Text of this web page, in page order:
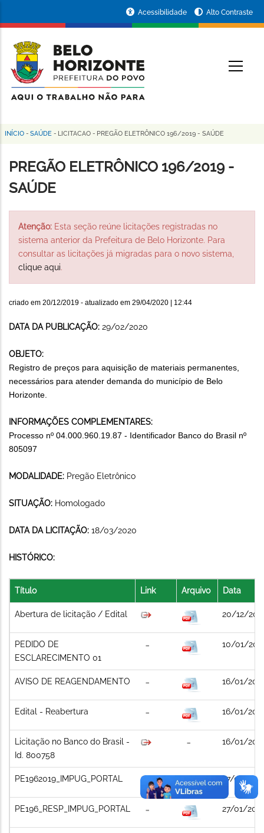
conteúdo
principal
da
Prefeitura
de
Horizonte
Acessibilidade Alto Contraste
Trilha
de
navegação
INÍCIO - SAÚDE - LICITACAO - PREGÃO ELETRÔNICO 196/2019 - SAÚDE
PREGÃO ELETRÔNICO 196/2019 -
SAÚDE
Atenção: Esta seção reúne licitações registradas no
sistema anterior da Prefeitura de Belo Horizonte. Para
consultar as licitações já migradas para o novo sistema,
clique aqui.
criado em 20/12/2019 - atualizado em 29/04/2020 | 12:44
DATA DA PUBLICAÇÃO: 29/02/2020
OBJETO:
Registro de preços para aquisição de materiais permanentes,
necessários para atender demanda do município de Belo
Horizonte.
INFORMAÇÕES COMPLEMENTARES:
Processo nº 04.000.960.19.87 - Identificador Banco do Brasil nº
805097
MODALIDADE: Pregão Eletrônico
SITUAÇÃO: Homologado
DATA DA LICITAÇÃO: 18/03/2020
HISTÓRICO:
Título Link Arquivo Data
Abertura de licitação / Edital 20/12/
PEDIDO DE
ESCLARECIMENTO 01
10/01/
AVISO DE REAGENDAMENTO 16/01/
Edital - Reabertura 16/01/
Licitação no Banco do Brasil -
Id. 800758
16/01/
PE1962019_IMPUG_PORTAL 27/01/
PE196_RESP_IMPUG_PORTAL 27/01/